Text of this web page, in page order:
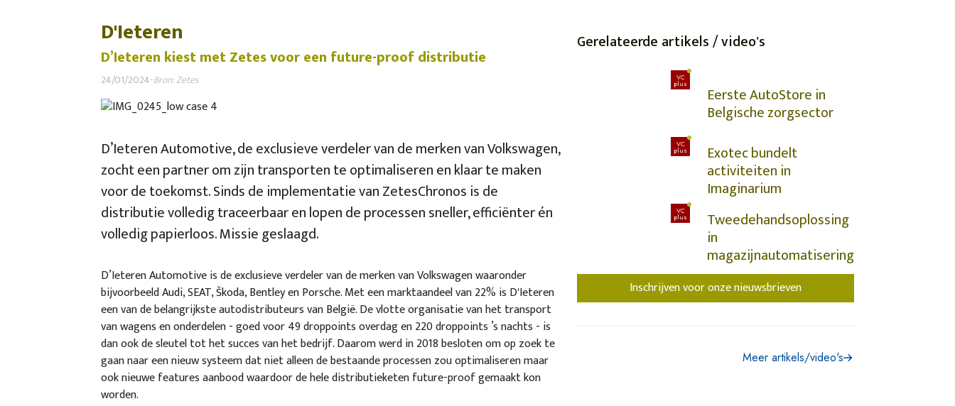
D'Ieteren
D’Ieteren kiest met Zetes voor een future-proof distributie
24/01/2024-Bron: Zetes
D’Ieteren Automotive, de exclusieve verdeler van de merken van Volkswagen,
zocht een partner om zijn transporten te optimaliseren en klaar te maken
voor de toekomst. Sinds de implementatie van ZetesChronos is de
distributie volledig traceerbaar en lopen de processen sneller, efficiënter én
volledig papierloos. Missie geslaagd.
D’Ieteren Automotive is de exclusieve verdeler van de merken van Volkswagen waaronder
bijvoorbeeld Audi, SEAT, Škoda, Bentley en Porsche. Met een marktaandeel van 22% is D'Ieteren
een van de belangrijkste autodistributeurs van België. De vlotte organisatie van het transport
van wagens en onderdelen - goed voor 49 droppoints overdag en 220 droppoints ’s nachts - is
dan ook de sleutel tot het succes van het bedrijf. Daarom werd in 2018 besloten om op zoek te
gaan naar een nieuw systeem dat niet alleen de bestaande processen zou optimaliseren maar
ook nieuwe features aanbood waardoor de hele distributieketen future-proof gemaakt kon
worden.
Gerelateerde artikels / video's
VC
plus Eerste AutoStore in
Belgische zorgsector
VC
plus Exotec bundelt
activiteiten in
Imaginarium
VC
plus Tweedehandsoplossing
in
magazijnautomatisering
Inschrijven voor onze nieuwsbrieven
Meer artikels/video's